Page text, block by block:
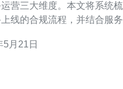
营三大维度。本文将系统
线的合规流程，并结合服
助企业快速落地与稳定运营。 第一步：
5月21日